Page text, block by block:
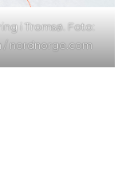
i Tromsø. Foto:
/ nordnorge.com